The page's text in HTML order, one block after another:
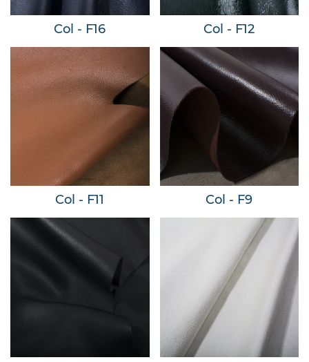
Col - F16 Col - F12
Col - F11 Col - F9